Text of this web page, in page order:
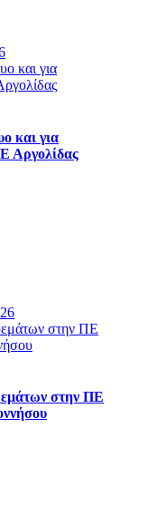
και για
Αργολίδας
στην ΠΕ